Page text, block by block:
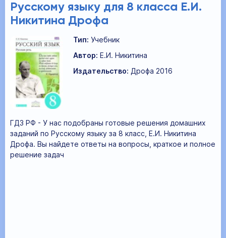
Русскому языку для 8 класса Е.И.
Никитина Дрофа
Тип: Учебник
Автор: Е.И. Никитина
Издательство: Дрофа 2016
ГДЗ РФ - У нас подобраны готовые решения домашних
заданий по Русскому языку за 8 класс, Е.И. Никитина
Дрофа. Вы найдете ответы на вопросы, краткое и полное
решение задач